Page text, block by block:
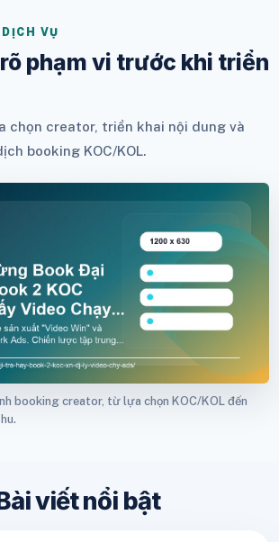
VỤ
phạm vi trước khi triển
chọn creator, triển khai nội dung và
booking KOC/KOL.
booking creator, từ lựa chọn KOC/KOL đến
viết nổi bật